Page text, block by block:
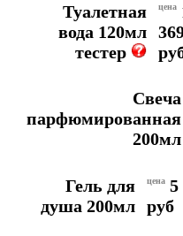
Туалетная
вода 120мл
тестер
цена
Свеча
парфюмированная
200мл
Гель для
душа 200мл
цена 5
руб